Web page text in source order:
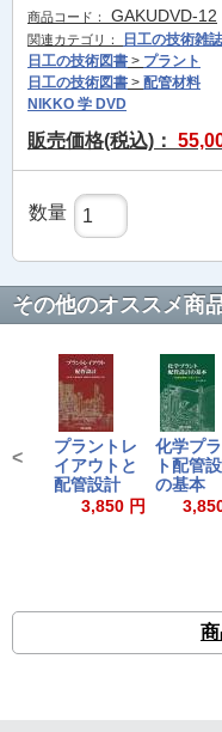
商品コード： GAKUDVD-12
関連カテゴリ： 日工の技術雑誌
日工の技術図書 > プラント
日工の技術図書 > 配管材料
NIKKO 学 DVD
販売価格(税込)：
数量
その他のオススメ商
プラントレ
イアウトと
配管設計
3,850 円
化学プ
ト配管
の基本
<